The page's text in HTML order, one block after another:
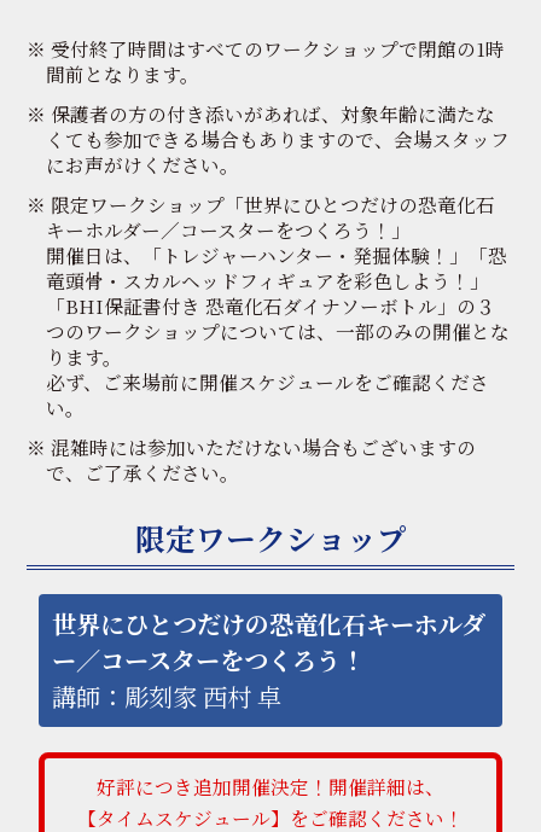
受付終了時間はすべてのワークショップで閉館の1時
間前となります。
保護者の方の付き添いがあれば、対象年齢に満たな
くても参加できる場合もありますので、会場スタッフ
にお声がけください。
限定ワークショップ「世界にひとつだけの恐竜化石
キーホルダー／コースターをつくろう！」
開催日は、「トレジャーハンター・発掘体験！」「恐
竜頭骨・スカルヘッドフィギュアを彩色しよう！」
「BHI保証書付き 恐竜化石ダイナソーボトル」の３
つのワークショップについては、一部のみの開催とな
ります。
必ず、ご来場前に開催スケジュールをご確認くださ
い。
混雑時には参加いただけない場合もございますの
で、ご了承ください。
限定ワークショップ
世界にひとつだけの恐竜化石キーホルダ
ー／コースターをつくろう！
講師：彫刻家 西村 卓
好評につき追加開催決定！開催詳細は、
【タイムスケジュール】をご確認ください！